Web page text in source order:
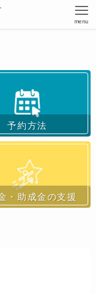
menu
予約方法
・助成金の支援